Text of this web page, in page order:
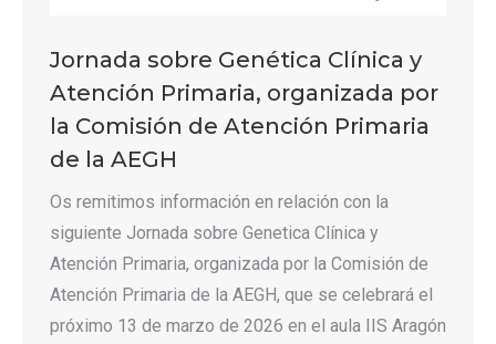
Jornada sobre Genética Clínica y
Atención Primaria, organizada por
la Comisión de Atención Primaria
de la AEGH
Os remitimos información en relación con la
siguiente Jornada sobre Genetica Clínica y
Atención Primaria, organizada por la Comisión de
Atención Primaria de la AEGH, que se celebrará el
próximo 13 de marzo de 2026 en el aula IIS Aragón